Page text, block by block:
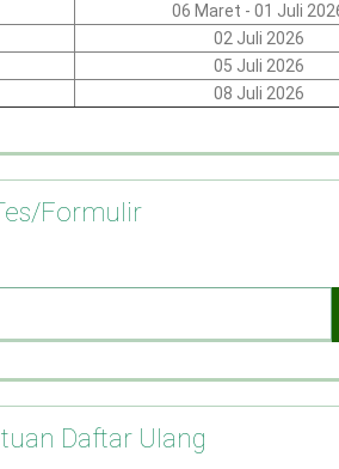
06 Maret - 01 Juli
02 Juli 2026
05 Juli 2026
08 Juli 2026
Formulir
Daftar Ulang